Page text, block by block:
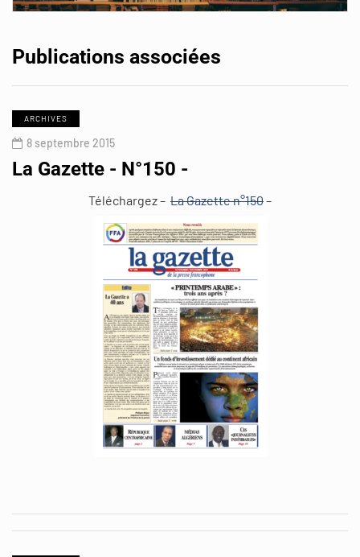
Publications associées
ARCHIVES
8 septembre 2015
La Gazette - N°150 -
Téléchargez – La Gazette n°150–